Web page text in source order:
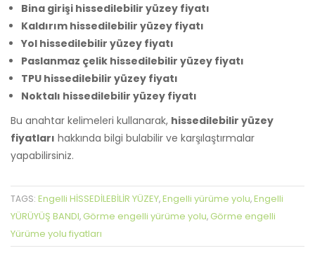
Bina girişi hissedilebilir yüzey fiyatı
Kaldırım hissedilebilir yüzey fiyatı
Yol hissedilebilir yüzey fiyatı
Paslanmaz çelik hissedilebilir yüzey fiyatı
TPU hissedilebilir yüzey fiyatı
Noktalı hissedilebilir yüzey fiyatı
Bu anahtar kelimeleri kullanarak, hissedilebilir yüzey
fiyatları hakkında bilgi bulabilir ve karşılaştırmalar
yapabilirsiniz.
TAGS: Engelli HİSSEDİLEBİLİR YÜZEY,Engelli yürüme yolu,Engelli
YÜRÜYÜŞ BANDI, Görme engelli yürüme yolu, Görme engelli
Yürüme yolu fiyatları